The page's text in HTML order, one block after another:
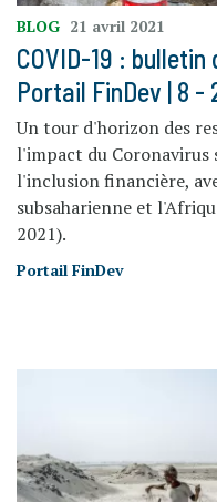
BLOG 21 avril 2021
COVID-19 :
Portail FinDev | 8 -
Un tour d'horizon des
l'impact du
l'inclusion financière,
subsaharienne et
2021).
Portail FinDev